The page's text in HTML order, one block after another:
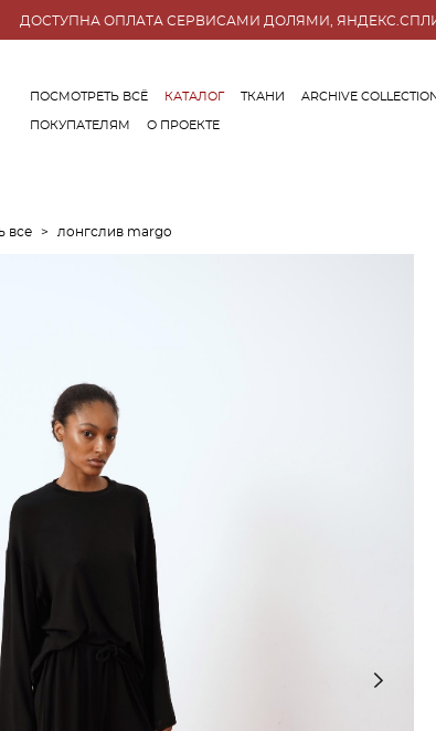
ДОСТУПНА ОПЛАТА СЕРВИСАМИ ДОЛЯМИ,
ПОСМОТРЕТЬ ВСЁ КАТАЛОГ ТКАНИ ARCHIVE COLLECTION
ПОКУПАТЕЛЯМ О ПРОЕКТЕ
все > лонгслив margo